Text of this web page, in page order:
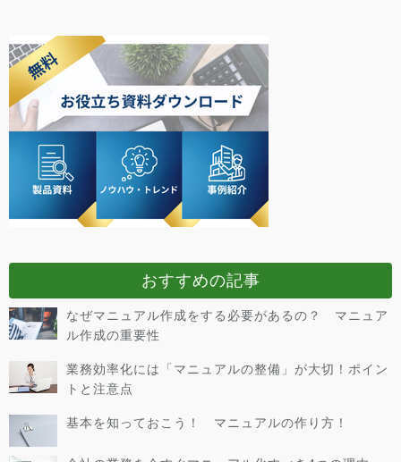
おすすめの記事
なぜマニュアル作成をする必要があるの？ マニュア
ル作成の重要性
業務効率化には「マニュアルの整備」が大切！ポイン
トと注意点
基本を知っておこう！ マニュアルの作り方！